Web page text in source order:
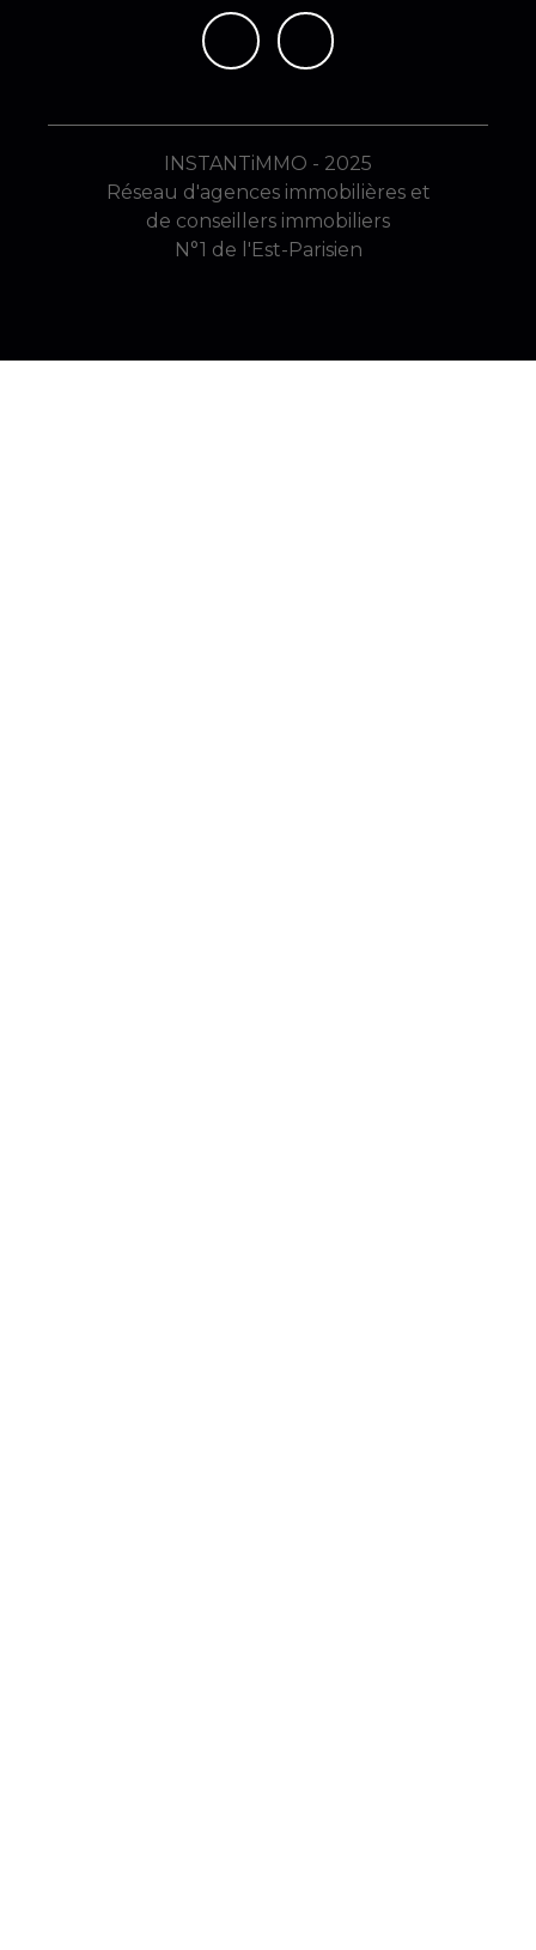
INSTANTiMMO - 2025
Réseau d'agences immobilières et
de conseillers immobiliers
N°1 de l'Est-Parisien